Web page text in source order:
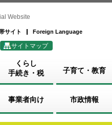
Website
サイト Foreign Language
サイトマップ
くらし
手続き・税
子育て・教育
事業者向け 市政情報